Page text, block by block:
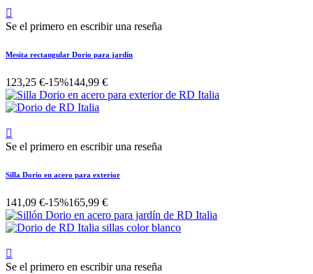

Se el primero en escribir una reseña
Mesita rectangular Dorio para jardín
123,25 €-15%144,99 €

Se el primero en escribir una reseña
Silla Dorio en acero para exterior
141,09 €-15%165,99 €

Se el primero en escribir una reseña